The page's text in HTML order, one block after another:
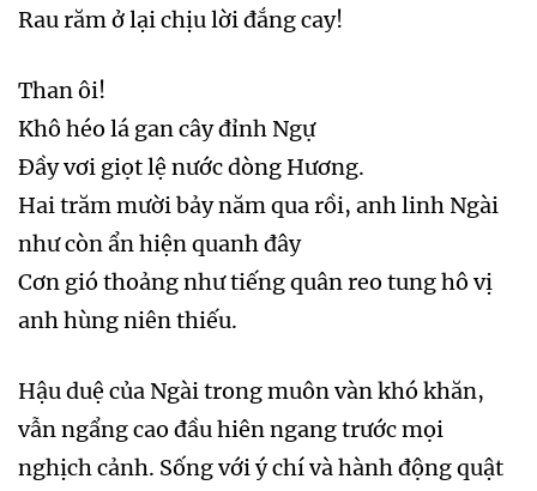
Rau răm ở lại chịu lời đắng cay!
Than ôi!
Khô héo lá gan cây đỉnh Ngự
Đầy vơi giọt lệ nước dòng Hương.
Hai trăm mười bảy năm qua rồi, anh linh Ngài
như còn ẩn hiện quanh đây
Cơn gió thoảng như tiếng quân reo tung hô vị
anh hùng niên thiếu.
Hậu duệ của Ngài trong muôn vàn khó khăn,
vẫn ngẩng cao đầu hiên ngang trước mọi
nghịch cảnh. Sống với ý chí và hành động quật